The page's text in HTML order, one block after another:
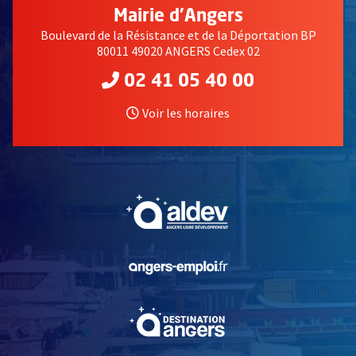
Mairie d'Angers
Boulevard de la Résistance et de la Déportation BP
80011 49020 ANGERS Cedex 02
02 41 05 40 00
Voir les horaires
, Ouvre une nouvelle